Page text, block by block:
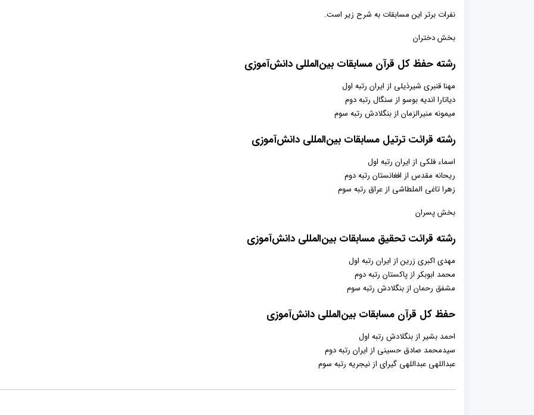
نفرات برتر این مسابقات به شرح زیر است.
بخش دختران
رشته حفظ کل قرآن مسابقات بین‌المللی دانش‌آموزی
مهنا قنبری شیرذیلی از ایران رتبه اول
دیاتارا اندیه بوسو از سنگال رتبه دوم
میمونه منیرالزمان از بنگلادش رتبه سوم
رشته قرائت ترتیل مسابقات بین‌المللی دانش‌آموزی
اسماء فلکی از ایران رتبه اول
ریحانه مقدس از افغانستان رتبه دوم
زهرا تاغی الملطاشی از عراق رتبه سوم
بخش پسران
رشته قرائت تحقیق مسابقات بین‌‌المللی دانش‌آموزی
مهدی اکبری زرین از ایران رتبه اول
محمد ابوبکر از پاکستان رتبه دوم
مشفق رحمان از بنگلادش رتبه سوم
حفظ کل قرآن مسابقات بین‌‌المللی دانش‌آموزی
احمد بشیر از بنگلادش رتبه اول
سیدمحمد صادق حسینی از ایران رتبه دوم
عبداللهی عبداللهی گیرای از نیجریه رتبه سوم